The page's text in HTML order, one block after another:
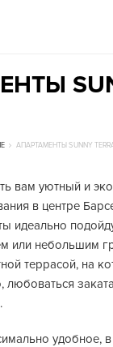
АПАРТАМЕНТЫ SUNNY
вам уютный и
в центре
идеально
или небольшим
террасой, на
любоваться
удобное,